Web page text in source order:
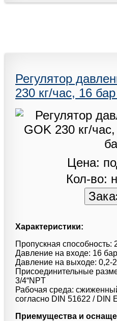
Регулятор
230 кг/час, 16
Цена:
Кол-во:
Характеристики:
Пропускная способность:
Давление на входе: 16 бар
Давление на выходе: 0,2-
Присоединительные
3/4“NPT
Рабочая среда:
согласно DIN 51622 / DIN
Приемущества и